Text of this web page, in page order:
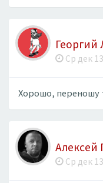
Георгий
Ср дек
Хорошо, переношу
Алексей
Ср дек